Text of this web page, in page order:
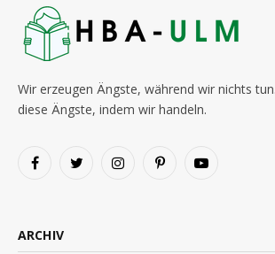
Wir erzeugen Ängste, während wir nichts
diese Ängste, indem wir handeln.
FacebookTwitter InstagramPinterestYouTube
ARCHIV